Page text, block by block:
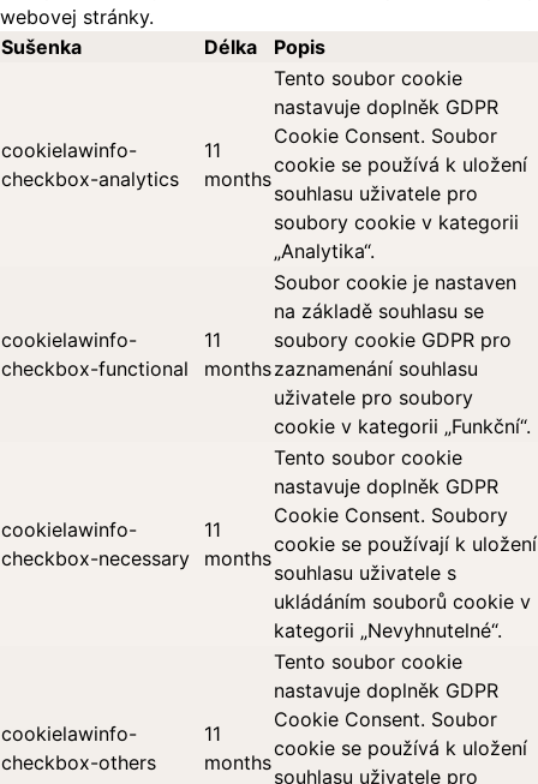
webovej stránky.
Sušenka
Délka Popis
cookielawinfo-
checkbox-analytics
11
months
Tento soubor cookie
nastavuje doplněk GDPR
Cookie Consent. Soubor
cookie se používá k uložení
souhlasu uživatele pro
soubory cookie v kategorii
„Analytika“.
cookielawinfo-
checkbox-functional
11
months
Soubor cookie je nastaven
na základě souhlasu se
soubory cookie GDPR pro
zaznamenání souhlasu
uživatele pro soubory
cookie v kategorii „Funkční“.
cookielawinfo-
checkbox-necessary
11
months
Tento soubor cookie
nastavuje doplněk GDPR
Cookie Consent. Soubory
cookie se používají k uložení
souhlasu uživatele s
ukládáním souborů cookie v
kategorii „Nevyhnutelné“.
cookielawinfo-
checkbox-others
11
months
Tento soubor cookie
nastavuje doplněk GDPR
Cookie Consent. Soubor
cookie se používá k uložení
souhlasu uživatele pro